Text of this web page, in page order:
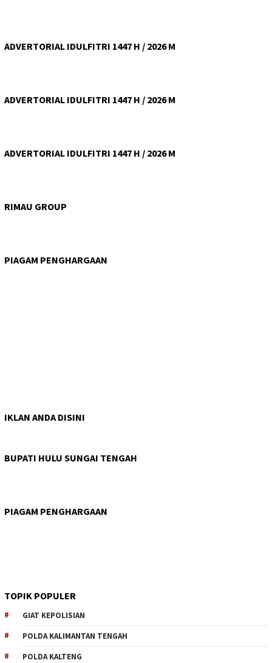
ADVERTORIAL IDULFITRI 1447 H / 2026 M
ADVERTORIAL IDULFITRI 1447 H / 2026 M
ADVERTORIAL IDULFITRI 1447 H / 2026 M
RIMAU GROUP
PIAGAM PENGHARGAAN
IKLAN ANDA DISINI
BUPATI HULU SUNGAI TENGAH
PIAGAM PENGHARGAAN
TOPIK POPULER
GIAT KEPOLISIAN
POLDA KALIMANTAN TENGAH
POLDA KALTENG